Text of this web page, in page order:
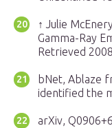
↑ Julie
Gamma-Ray
Retrieved
bNet, Ablaze
identified the
arXiv,